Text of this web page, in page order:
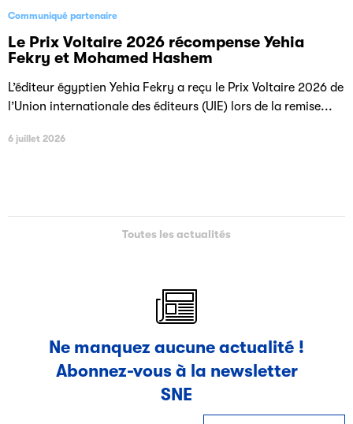
Communiqué partenaire
Le Prix Voltaire 2026 récompense Yehia
Fekry et Mohamed Hashem
L’éditeur égyptien Yehia Fekry a reçu le Prix Voltaire 2026 de
l’Union internationale des éditeurs (UIE) lors de la remise...
6 juillet 2026
Toutes les actualités
Ne manquez aucune actualité !
Abonnez-vous à la newsletter
SNE